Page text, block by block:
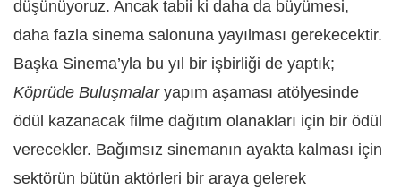
düşünüyoruz. Ancak tabii ki daha da büyümesi,
daha fazla sinema salonuna yayılması gerekecektir.
Başka Sinema’yla bu yıl bir işbirliği de yaptık;
Köprüde Buluşmalaryapım aşaması atölyesinde
ödül kazanacak filme dağıtım olanakları için bir ödül
verecekler. Bağımsız sinemanın ayakta kalması için
sektörün bütün aktörleri bir araya gelerek